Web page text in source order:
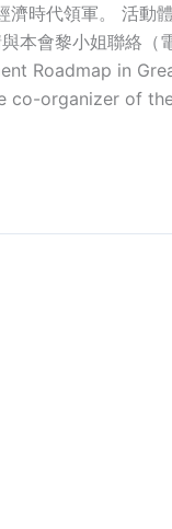
濟時代領軍。 活動
本會黎小姐聯絡（
Roadmap in
co-organizer of